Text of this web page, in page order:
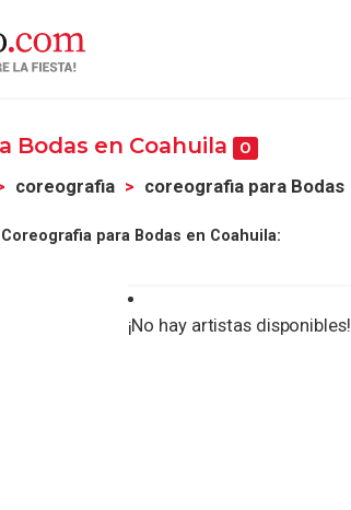
Bodas en Coahuila 0
coreografia coreografia para Bodas
para Bodas en Coahuila:
¡No hay artistas disponibles!